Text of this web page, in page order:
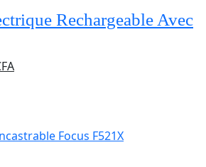
Rechargeable Avec
Le
32